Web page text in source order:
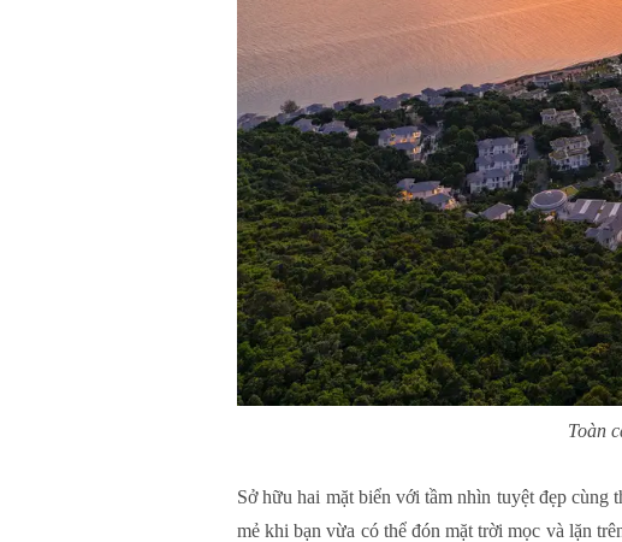
Toàn
Sở hữu hai mặt biển với tầm nhìn tuyệt đẹp cùng
mẻ khi bạn vừa có thể đón mặt trời mọc và lặn